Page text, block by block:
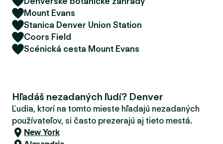
Mount Evans
Stanica Denver Union Station
Coors Field
Scénická cesta Mount Evans
Hľadáš nezadaných ľudí? Denver
Ľudia, ktorí na tomto mieste hľadajú nezadaných
používateľov, si často prezerajú aj tieto mestá.
New York